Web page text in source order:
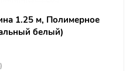
1.25 м, Полимерное
белый)
)